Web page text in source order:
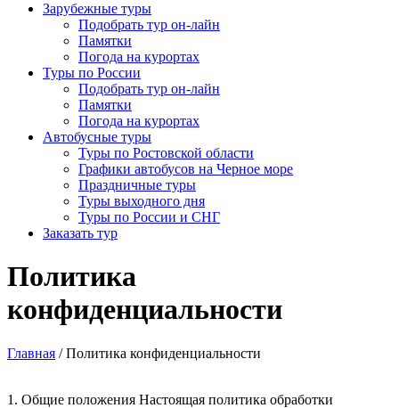
Зарубежные туры
Подобрать тур он-лайн
Памятки
Погода на курортах
Туры по России
Подобрать тур он-лайн
Памятки
Погода на курортах
Автобусные туры
Туры по Ростовской области
Графики автобусов на Черное море
Праздничные туры
Туры выходного дня
Туры по России и СНГ
Заказать тур
Политика
конфиденциальности
Главная /Политика конфиденциальности
1. Общие положения Настоящая политика обработки